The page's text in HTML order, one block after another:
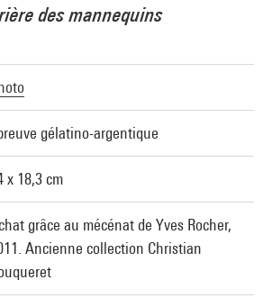
des mannequins
gélatino-argentique
x 18,3 cm
grâce au mécénat de Yves Rocher,
Ancienne collection Christian